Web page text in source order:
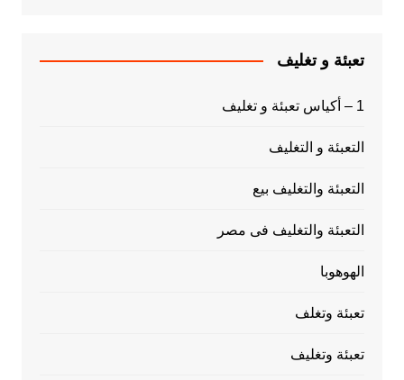
تعبئة و تغليف
1 – أكياس تعبئة و تغليف
التعبئة و التغليف
التعبئة والتغليف بيع
التعبئة والتغليف فى مصر
الهوهوبا
تعبئة وتغلف
تعبئة وتغليف